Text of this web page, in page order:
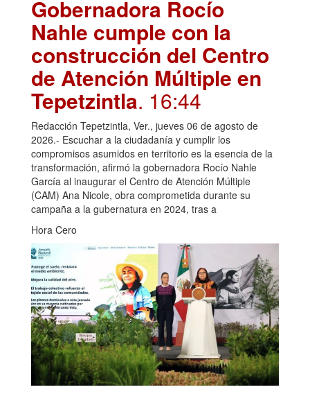
Gobernadora Rocío
Nahle cumple con la
construcción del Centro
de Atención Múltiple en
Tepetzintla. 16:44
Redacción Tepetzintla, Ver., jueves 06 de agosto de
2026.- Escuchar a la ciudadanía y cumplir los
compromisos asumidos en territorio es la esencia de la
transformación, afirmó la gobernadora Rocío Nahle
García al inaugurar el Centro de Atención Múltiple
(CAM) Ana Nicole, obra comprometida durante su
campaña a la gubernatura en 2024, tras a
Hora Cero